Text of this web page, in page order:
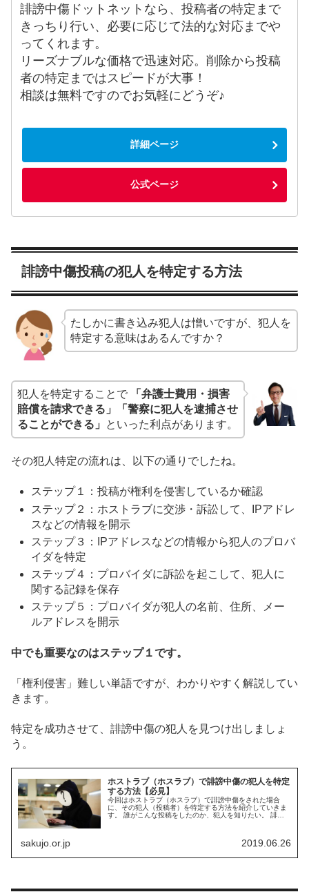
誹謗中傷ドットネットなら、投稿者の特定まで
きっちり行い、必要に応じて法的な対応までや
ってくれます。
リーズナブルな価格で迅速対応。削除から投稿
者の特定まではスピードが大事！
相談は無料ですのでお気軽にどうぞ♪
詳細ページ
公式ページ
誹謗中傷投稿の犯人を特定する方法
たしかに書き込み犯人は憎いですが、犯人を
特定する意味はあるんですか？
犯人を特定することで 「弁護士費用・損害
賠償を請求できる」「警察に犯人を逮捕させ
ることができる」
といった利点があります。
その犯人特定の流れは、以下の通りでしたね。
ステップ１：投稿が権利を侵害しているか確認
ステップ２：ホストラブに交渉・訴訟して、IPアドレ
スなどの情報を開示
ステップ３：IPアドレスなどの情報から犯人のプロバ
イダを特定
ステップ４：プロバイダに訴訟を起こして、犯人に
関する記録を保存
ステップ５：プロバイダが犯人の名前、住所、メー
ルアドレスを開示
中でも重要なのはステップ１です。
「権利侵害」難しい単語ですが、わかりやすく解説してい
きます。
特定を成功させて、誹謗中傷の犯人を見つけ出しましょ
う。
ホストラブ（ホスラブ）で誹謗中傷の犯人を特定
する方法【必見】
今回はホストラブ（ホスラブ）で誹謗中傷をされた場合
に、その犯人（投稿者）を特定する方法を紹介していきま
す。 誰がこんな投稿をしたのか、犯人を知りたい。 誹謗
sakujo.or.jp 2019.06.26